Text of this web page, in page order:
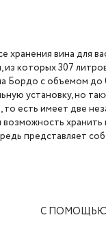
вина для
которых 307
Бордо с объемом до
установку, но
есть имеет две
представляет
С ПОМОЩЬЮ